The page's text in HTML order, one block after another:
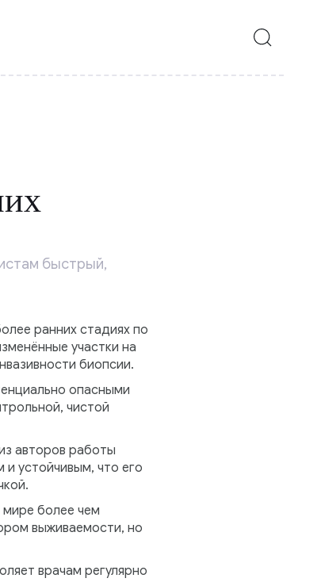
быстрый,
ранних стадиях по
участки на
биопсии.
опасными
чистой
авторов работы
и устойчивым, что его
мире более чем
выживаемости, но
врачам регулярно